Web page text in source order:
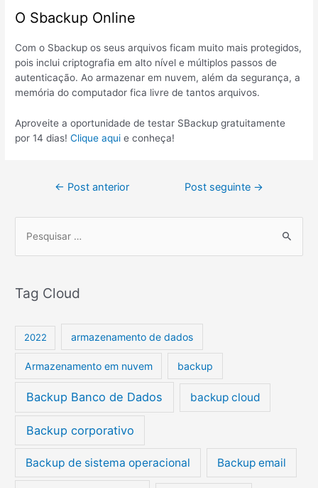
O Sbackup Online
Com o Sbackup os seus arquivos ficam muito mais protegidos,
pois inclui criptografia em alto nível e múltiplos passos de
autenticação. Ao armazenar em nuvem, além da segurança, a
memória do computador fica livre de tantos arquivos.
Aproveite a oportunidade de testar SBackup gratuitamente
por 14 dias!Clique aqui e conheça!
← Post anterior Post seguinte →
e
q
s
p
r
Tag Cloud
2022 armazenamento de dados
Armazenamento em nuvem backup
Backup Banco de Dados backup cloud
Backup corporativo
Backup de sistema operacional Backup email